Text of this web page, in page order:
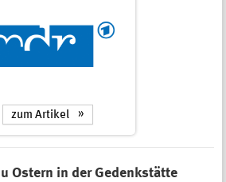
zum Artikel
Ostern in der Gedenkstätte